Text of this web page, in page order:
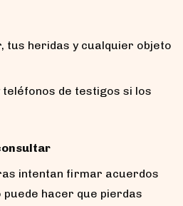
tus heridas y cualquier objeto
de testigos si los
intentan firmar acuerdos
puede hacer que pierdas